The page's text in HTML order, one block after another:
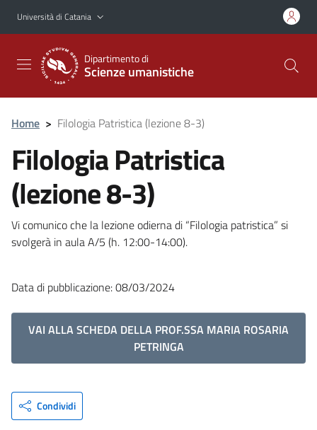
Vai al contenuto principale
Vai al menu di navigazione
Università di Catania
Dipartimento di
Scienze umanistiche
Home > Filologia Patristica (lezione 8-3)
Filologia Patristica
(lezione 8-3)
Vi comunico che la lezione odierna di “Filologia patristica” si
svolgerà in aula A/5 (h. 12:00-14:00).
Data di pubblicazione: 08/03/2024
VAI ALLA SCHEDA DELLA PROF.SSA MARIA ROSARIA
PETRINGA
Condividi